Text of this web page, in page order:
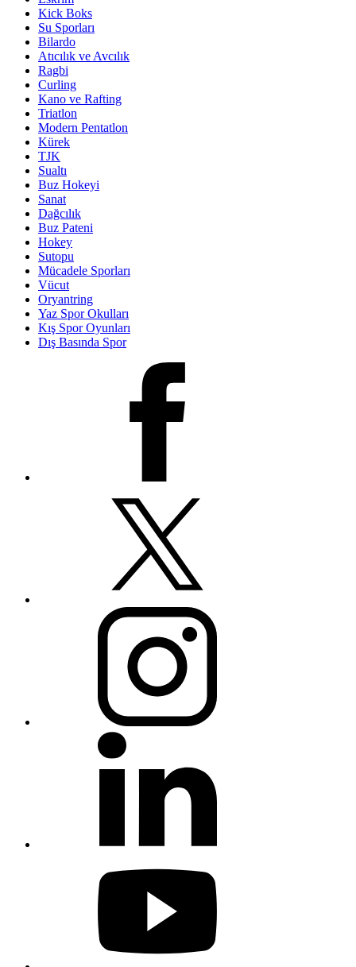
Kick Boks
Su Sporları
Bilardo
Atıcılık ve Avcılık
Ragbi
Curling
Kano ve Rafting
Triatlon
Modern Pentatlon
Kürek
TJK
Sualtı
Buz Hokeyi
Sanat
Dağcılık
Buz Pateni
Hokey
Sutopu
Mücadele Sporları
Vücut
Oryantring
Yaz Spor Okulları
Kış Spor Oyunları
Dış Basında Spor